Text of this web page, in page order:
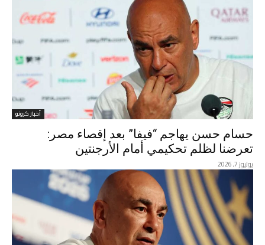
أخبار كرونو
حسام حسن يهاجم “فيفا” بعد إقصاء مصر:
تعرضنا لظلم تحكيمي أمام الأرجنتين
يوليوز 7, 2026